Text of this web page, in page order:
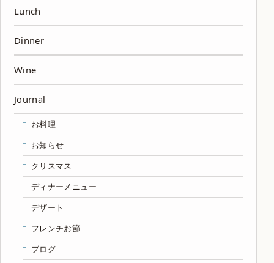
Lunch
Dinner
Wine
Journal
お料理
お知らせ
クリスマス
ディナーメニュー
デザート
フレンチお節
ブログ